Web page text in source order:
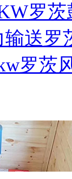
罗
输送罗
罗茨